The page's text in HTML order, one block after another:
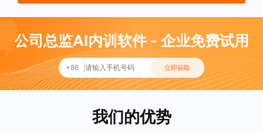
公司总监AI内训软件 - 企业免费试用
+86 立即获取
我们的优势